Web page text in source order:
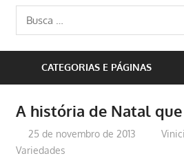
o
conhecimento
Busca
para:
CATEGORIAS E PÁGINAS
A história de Natal
25 de novembro de 2013
Variedades